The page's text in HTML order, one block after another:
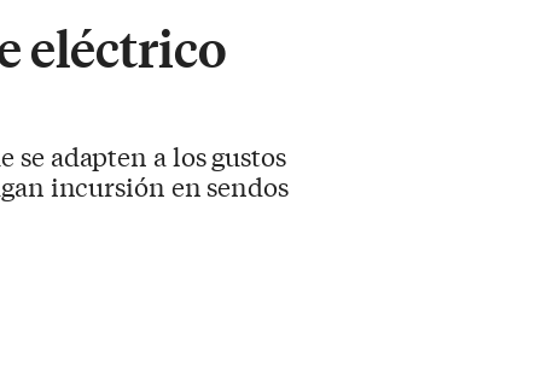
eléctrico
se adapten a los gustos
incursión en sendos